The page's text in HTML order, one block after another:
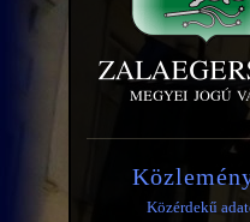
Közérdekű